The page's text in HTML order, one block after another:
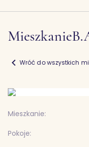
Mieszkanie
Wróć do wszystkich
Mieszkanie:
Pokoje: